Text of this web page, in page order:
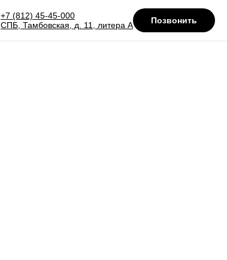
+7 (812) 45-45-000
СПБ, Тамбовская, д. 11, литера А
Позвонить